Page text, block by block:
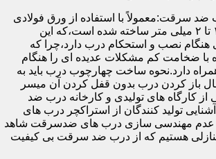
سرقت:معمولاً با استفاده از ورق فولادی
ST۳۷ به ضخامت ۱.۵ تا ۲ میلی متر ساخته شده است،که این
نصب و استحکام درب دارد،چرا که
ضخامت کم مشکلات عدیده ای را هنگام
دارد.نحوه ساخت چهارچوب درب باید به
باز کردن درب بدون قفل کردن آن میسر
از کارگاه های تولیدی و کارخانه درب ضد
تولید کنندگان از استراکچر درب های
مهندسی سازی درب های ضدسرقت شاهد
هستیم که از درب ضد سرقت بی کیفیت